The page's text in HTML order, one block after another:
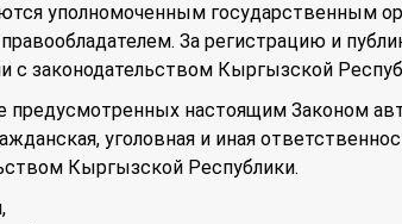
уполномоченным государственным
За регистрацию и
с законодательством Кыргызской
предусмотренных настоящим Законом
уголовная и иная
Кыргызской Республики.